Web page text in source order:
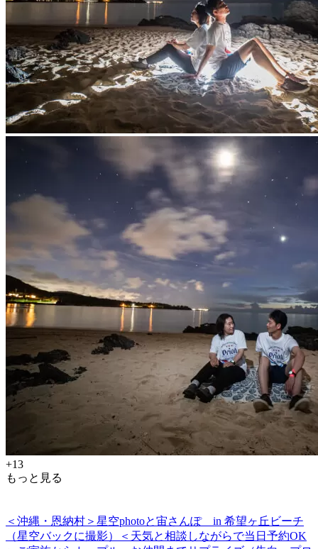
+13
もっと見る
＜沖縄・恩納村＞星空photoと宙さんぽ in 希望ヶ丘ビーチ
（星空バックに撮影）＜天気と相談しながらで当日予約OK